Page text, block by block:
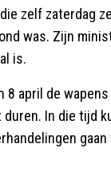
zelf zaterdag
was. Zijn
is.
april de
In die tijd